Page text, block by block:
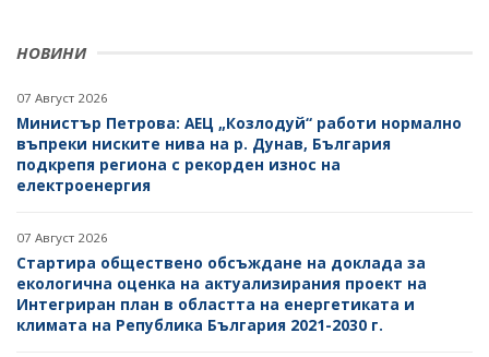
НОВИНИ
07 Август 2026
Министър Петрова: АЕЦ „Козлодуй“ работи нормално
въпреки ниските нива на р. Дунав, България
подкрепя региона с рекорден износ на
електроенергия
07 Август 2026
Стартира обществено обсъждане на доклада за
екологична оценка на актуализирания проект на
Интегриран план в областта на енергетиката и
климата на Република България 2021-2030 г.